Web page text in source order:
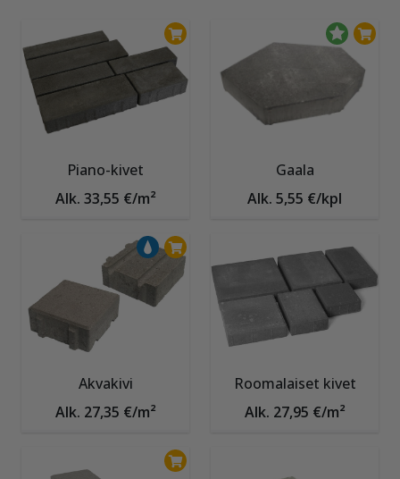
Piano-kivet
Alk. 33,55 €/m²
Gaala
Alk. 5,55 €/kpl
Akvakivi
Alk. 27,35 €/m²
Roomalaiset kivet
Alk. 27,95 €/m²